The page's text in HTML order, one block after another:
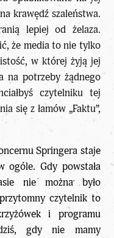
krawędź szaleństwa.
lepiej od żelaza.
że media to nie tylko
w której żyją jej
na potrzeby żądnego
czytelniku tej
się z łamów „Faktu”,
Springera staje
ogóle. Gdy powstała
nie można było
czytelnik to
i programu
dziś, gdy nie mamy